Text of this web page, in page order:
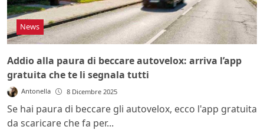
News
Addio alla paura di beccare autovelox: arriva l’app
gratuita che te li segnala tutti
Antonella 8 Dicembre 2025
Se hai paura di beccare gli autovelox, ecco l'app gratuita
da scaricare che fa per...